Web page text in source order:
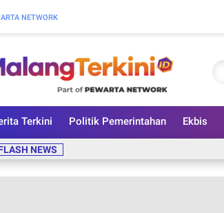
NETWORK
Terkini Politik Pemerintahan Ekbis
NEWS